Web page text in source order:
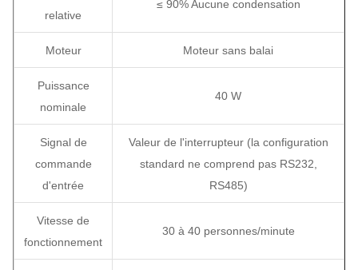
relative
≤ 90% Aucune condensation
Moteur Moteur sans balai
Puissance
nominale
40 W
Signal de
commande
d'entrée
Valeur de l'interrupteur (la configuration
standard ne comprend pas RS232,
RS485)
Vitesse de
fonctionnement
30 à 40 personnes/minute